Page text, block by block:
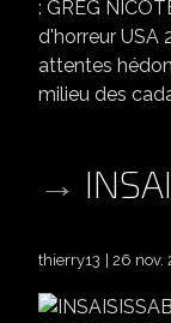
: GREG
d'horreur USA
attentes
milieu des
thierry13 26 nov.